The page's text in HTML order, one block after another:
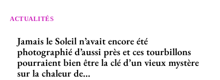
ACTUALITÉS
Jamais le Soleil n’avait encore été
photographié d’aussi près et ces tourbillons
pourraient bien être la clé d’un vieux mystère
sur la chaleur de...